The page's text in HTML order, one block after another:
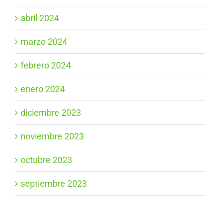
abril 2024
marzo 2024
febrero 2024
enero 2024
diciembre 2023
noviembre 2023
octubre 2023
septiembre 2023